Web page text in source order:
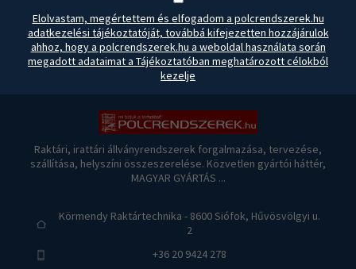
Elolvastam, megértettem és elfogadom a polcrendszerek.hu
adatkezelési tájékoztatóját, továbbá kifejezetten hozzájárulok
ahhoz, hogy a polcrendszerek.hu a weboldal használata során
megadott adataimat a Tájékoztatóban meghatározott célokból
kezelje
Raktári, irattári állványrendszerek forgalmazása, tervezése,
szállítása, helyszíni összeszerelése. Közvetlen gyártói háttér,
MAGYAR GYÁRTÁS ...
Körmendy Raktártechnika - 8600 Siófok, Hűvösvölgyi u.
2
+36 20 9424 278